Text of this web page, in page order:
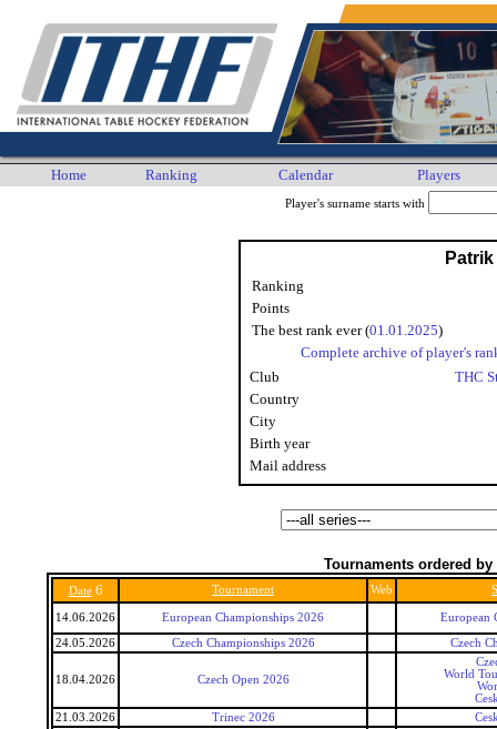
Home Ranking Calendar Players
Player's surname starts with
Ranking
Points
The best rank ever (01.01.2025)
Complete archive of player's
Club
THC
Country
City
Birth year
Mail address
Tournaments ordered by
Date 6 Tournament Web
14.06.2026 European Championships 2026 European
24.05.2026 Czech Championships 2026 Czech
18.04.2026 Czech Open 2026
World
21.03.2026
Trinec 2026